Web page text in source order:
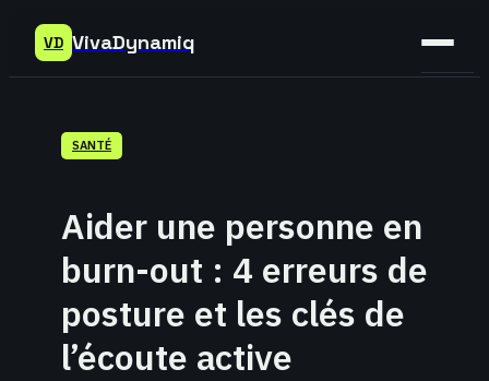
VD VivaDynamiq
SANTÉ
Aider une personne en
burn-out : 4 erreurs de
posture et les clés de
l’écoute active